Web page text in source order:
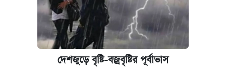
দেশজুড়ে বৃষ্টি-বজ্রবৃষ্টির পূর্বাভাস